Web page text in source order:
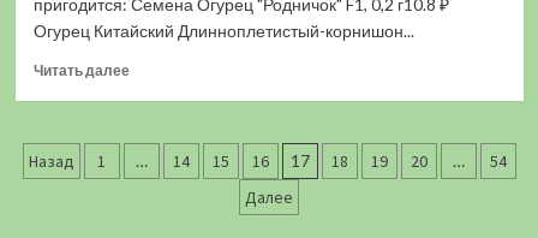
0,1
(Лучшая
пригодится: Семена Огурец "Родничок" F1, 0,2 г10.8 ₽
Огурец Китайский Длинноплетистый-корнишон...
Читать далееПрочитать
Генерал
Пагинация
Назад 1 … 14 15 16 17 18 19 20 …
54
Далее